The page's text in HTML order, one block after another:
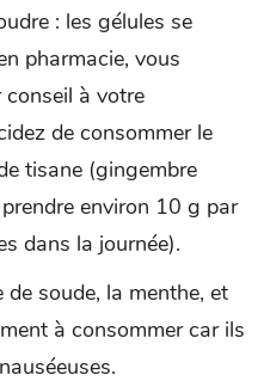
: les gélules se
pharmacie, vous
conseil à votre
de consommer le
tisane (gingembre
environ 10 g par
dans la journée).
soude, la menthe, et
à consommer car ils